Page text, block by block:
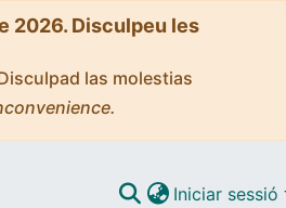
2026. Disculpeu les
las molestias
Iniciar sessió